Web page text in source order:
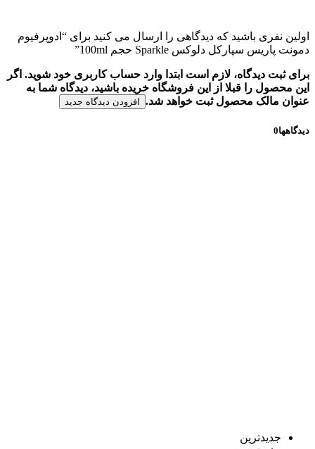
اولین نفری باشید که دیدگاهی را ارسال می کنید برای “ادوپرفیوم
دمونت پاریس سپارکل دلوکس Sparkle حجم 100ml”
برای ثبت دیدگاه، لازم است ابتدا وارد حساب کاربری خود شوید. اگر
این محصول را قبلا از این فروشگاه خریده باشید، دیدگاه شما به
عنوان مالک محصول ثبت خواهد شد.
افزودن دیدگاه جدید
دیدگاهها0
جدیدترین